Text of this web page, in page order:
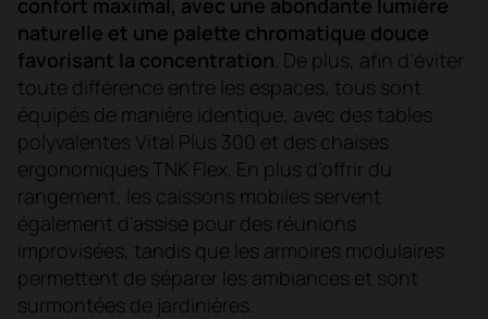
confort maximal, avec une abondante lumière
naturelle et une palette chromatique douce
favorisant la concentration. De plus, afin d’éviter
toute différence entre les espaces, tous sont
équipés de manière identique, avec des tables
polyvalentes Vital Plus 300 et des chaises
ergonomiques TNK Flex. En plus d’offrir du
rangement, les caissons mobiles servent
également d’assise pour des réunions
improvisées, tandis que les armoires modulaires
permettent de séparer les ambiances et sont
surmontées de jardinières.